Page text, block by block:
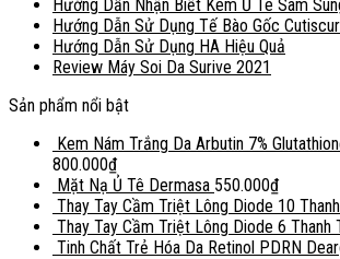
Hướng Dẫn Nhận Biết Kem Ủ Tê Sam
Hướng Dẫn Sử Dụng Tế Bào Gốc
Hướng Dẫn Sử Dụng HA Hiệu Quả
Review Máy Soi Da Surive 2021
Sản phẩm nổi bật
Kem Nám Trắng Da Arbutin 7%
800.000₫
Mặt Nạ Ủ Tê Dermasa 550.000₫
Thay Tay Cầm Triệt Lông Diode 10
Thay Tay Cầm Triệt Lông Diode 6 Thanh
Tinh Chất Trẻ Hóa Da Retinol PDRN